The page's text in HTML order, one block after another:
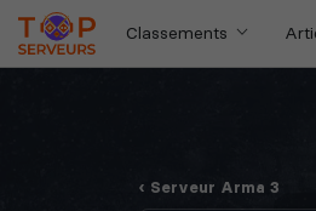
Classements
Serveur Arma 3